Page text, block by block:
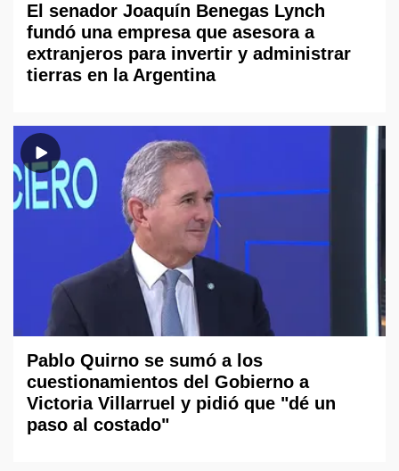
El senador Joaquín Benegas Lynch
fundó una empresa que asesora a
extranjeros para invertir y administrar
tierras en la Argentina
Pablo Quirno se sumó a los
cuestionamientos del Gobierno a
Victoria Villarruel y pidió que "dé un
paso al costado"